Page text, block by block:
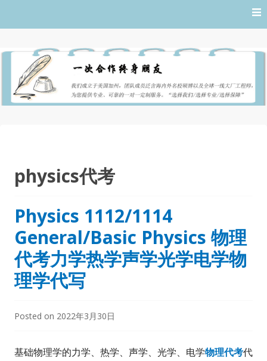
physics代考
Physics 1112/1114
General/Basic Physics 物理
代考力学热学声学光学电学物
理学代写
Posted on 2022年3月30日
基础物理学的力学、热学、声学、光学、电学物理代考代